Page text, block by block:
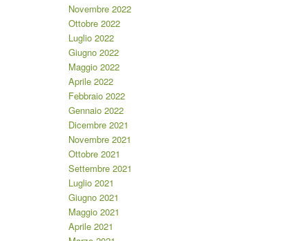
Novembre 2022
Ottobre 2022
Luglio 2022
Giugno 2022
Maggio 2022
Aprile 2022
Febbraio 2022
Gennaio 2022
Dicembre 2021
Novembre 2021
Ottobre 2021
Settembre 2021
Luglio 2021
Giugno 2021
Maggio 2021
Aprile 2021